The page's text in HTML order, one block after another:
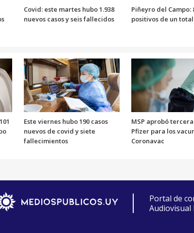
Covid: este martes hubo 1.938
nuevos casos y seis fallecidos
Piñeyro del Campo:
positivos de un total
Este viernes hubo 190 casos
nuevos de covid y siete
fallecimientos
MSP aprobó
Pfizer para los
Coronavac
Portal de
Audiovisual